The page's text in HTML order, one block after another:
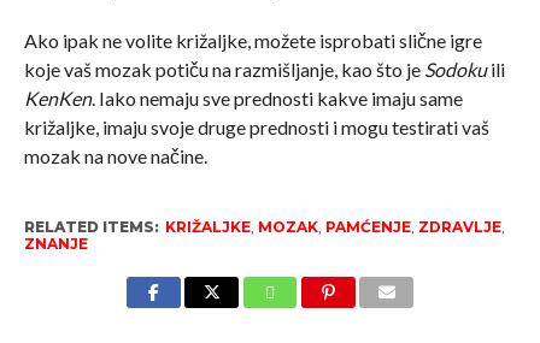
Ako ipak ne volite križaljke, možete isprobati slične igre ​​
koje vaš mozak potiču na razmišljanje, kao što je Sodokuili
KenKen. Iako nemaju sve prednosti kakve imaju same
križaljke, imaju svoje druge prednosti i mogu testirati vaš
mozak na nove načine.
RELATED ITEMS: KRIŽALJKE, MOZAK, PAMĆENJE, ZDRAVLJE,
ZNANJE